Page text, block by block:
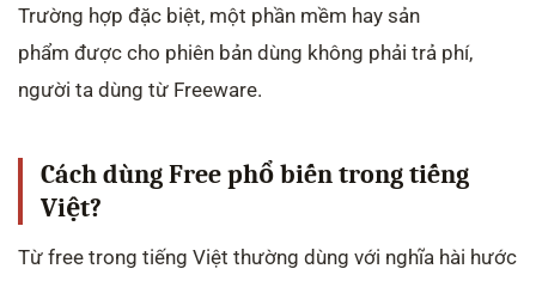
Trường hợp đặc biệt, một phần mềm hay sản
phẩm được cho phiên bản dùng không phải trả phí,
người ta dùng từ Freeware.
Cách dùng Free phổ biến trong tiếng
Việt?
Từ free trong tiếng Việt thường dùng với nghĩa hài hước